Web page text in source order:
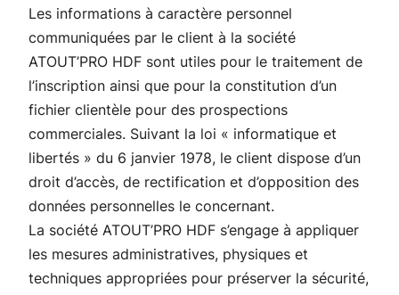
Les informations à caractère personnel
communiquées par le client à la société
ATOUT’PRO HDF sont utiles pour le traitement de
l’inscription ainsi que pour la constitution d’un
fichier clientèle pour des prospections
commerciales. Suivant la loi « informatique et
libertés » du 6 janvier 1978, le client dispose d’un
droit d’accès, de rectification et d’opposition des
données personnelles le concernant.
La société ATOUT’PRO HDF s’engage à appliquer
les mesures administratives, physiques et
techniques appropriées pour préserver la sécurité,